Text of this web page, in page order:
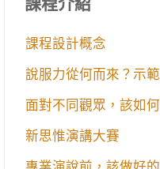
課程介紹
課程設計概念
說服力從何而來？示
面對不同觀眾，該如
新思惟演講大賽